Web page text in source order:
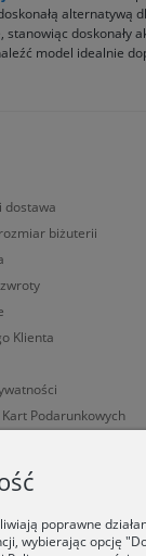
alternatywą
stanowiąc doskonały
model idealnie
dostawa
biżuterii
Klienta
Podarunkowych
poprawne
wybierając opcję